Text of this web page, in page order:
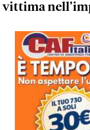
vittima